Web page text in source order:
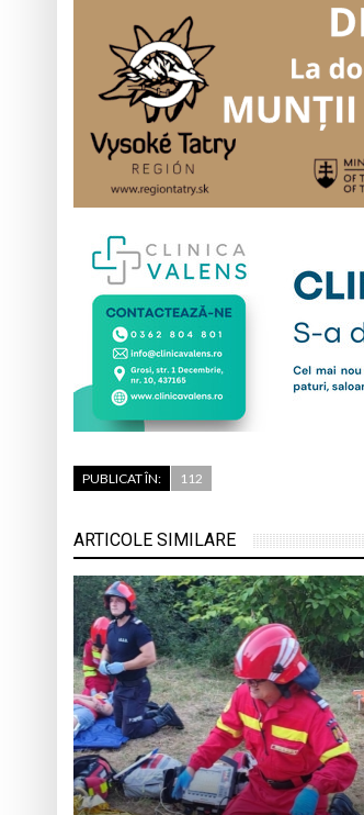
PUBLICAT ÎN: 112
ARTICOLE SIMILARE